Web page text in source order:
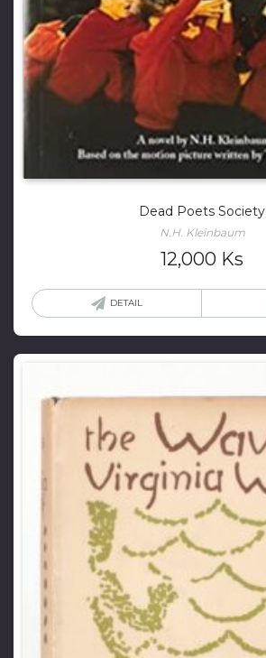
Dead Poets Society
N.H. Kleinbaum
12,000 Ks
DETAIL